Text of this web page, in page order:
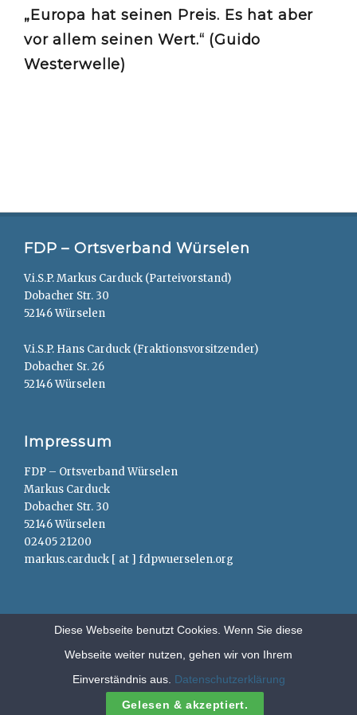
„Europa hat seinen Preis. Es hat aber
vor allem seinen Wert.“ (Guido
Westerwelle)
FDP – Ortsverband Würselen
V.i.S.P. Markus Carduck (Parteivorstand)
Dobacher Str. 30
52146 Würselen
V.i.S.P. Hans Carduck (Fraktionsvorsitzender)
Dobacher Sr. 26
52146 Würselen
Impressum
FDP – Ortsverband Würselen
Markus Carduck
Dobacher Str. 30
52146 Würselen
02405 21200
markus.carduck [ at ] fdpwuerselen.org
Copyright © 2026FDP – Würselen. All Rights Reserved.
Anträge
Clean Education byCatch Themes
Diese Webseite benutzt Cookies. Wenn Sie diese
Webseite weiter nutzen, gehen wir von Ihrem
Einverständnis aus. Datenschutzerklärung
Gelesen & akzeptiert.